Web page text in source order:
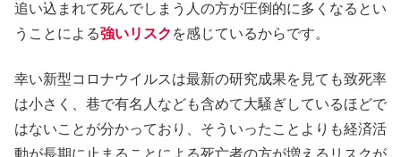
追い込まれて死んでしまう人の方が圧倒的に多くなるとい
うことによる強いリスク を感じているからです。
幸い新型コロナウイルスは最新の研究成果を見ても致死率
は小さく、巷で有名人なども含めて大騒ぎしているほどで
はないことが分かっており、そういったことよりも経済活
動が長期に止まることによる死亡者の方が増えるリスクが